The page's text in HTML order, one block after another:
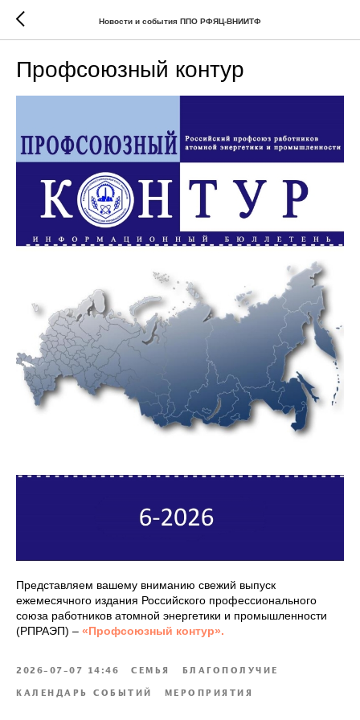
Новости и события ППО РФЯЦ-ВНИИТФ
Профсоюзный контур
Представляем вашему вниманию свежий выпуск
ежемесячного издания Российского профессионального
союза работников атомной энергетики и промышленности
(РПРАЭП) – «Профсоюзный контур».
2026-07-07 14:46 СЕМЬЯ БЛАГОПОЛУЧИЕ
КАЛЕНДАРЬ СОБЫТИЙ МЕРОПРИЯТИЯ